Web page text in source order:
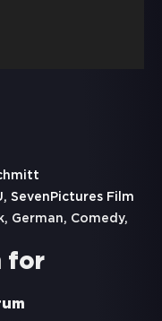
SevenPictures Film
, German, Comedy,
for